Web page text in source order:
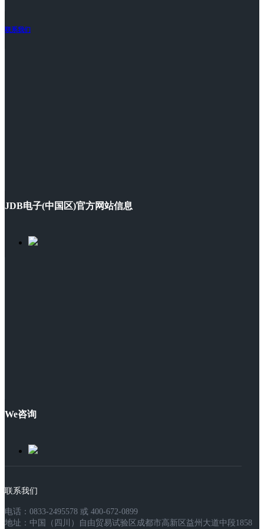
联系我们
JDB电子(中国区)官方网站信息
We咨询
联系我们
电话：0833-2495578 或 400-672-0899
地址：中国（四川）自由贸易试验区成都市高新区益州大道中段1858